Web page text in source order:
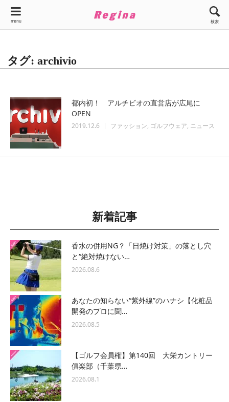
menu 検索
タグ: archivio
都内初！ アルチビオの直営店が広尾に
OPEN
2019.12.6 ファッション ゴルフウェア ニュース
新着記事
香水の併用NG？「日焼け対策」の落とし穴
と“絶対焼けない…
2026.08.6
あなたの知らない“紫外線”のハナシ【化粧品
開発のプロに聞…
2026.08.5
【ゴルフ会員権】第140回 大栄カントリー
俱楽部（千葉県…
2026.08.1